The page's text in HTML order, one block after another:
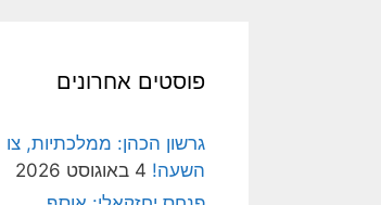
פוסטים אחרונים
גרשון הכהן: ממלכתיות, צו
השעה! 4 באוגוסט 2026